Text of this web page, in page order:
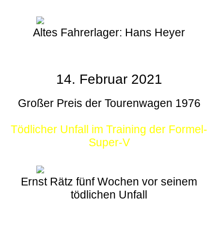
Altes Fahrerlager: Hans Heyer
14. Februar 2021
Großer Preis der Tourenwagen 1976
Tödlicher Unfall im Training der Formel-
Super-V
Ernst Rätz fünf Wochen vor seinem
tödlichen Unfall